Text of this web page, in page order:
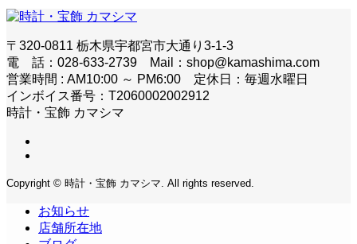
〒320-0811 栃木県宇都宮市大通り3-1-3
電 話：028-633-2739 Mail：shop@kamashima.com
営業時間 : AM10:00 ～ PM6:00 定休日：毎週水曜日
インボイス番号：T2060002002912
時計・宝飾 カマシマ
Copyright © 時計・宝飾 カマシマ. All rights reserved.
お知らせ
店舗所在地